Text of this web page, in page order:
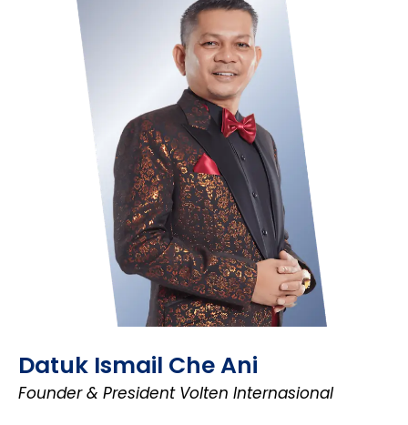
Datuk Ismail Che Ani
Founder & President Volten Internasional